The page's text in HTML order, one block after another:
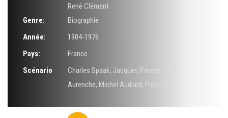
René Clément
Genre:
Biographie
Année:
1904-1976
Pays:
France
Scénario
Charles Spaak, Jacques Prévert
Aurenche, Michel Audiard, Pierre Bost